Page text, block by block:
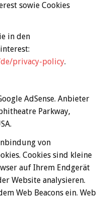
sowie Cookies
in den
privacy-policy.
AdSense. Anbieter
Parkway,
von
Cookies sind kleine
auf Ihrem Endgerät
Website analysieren.
Web Beacons ein. Web